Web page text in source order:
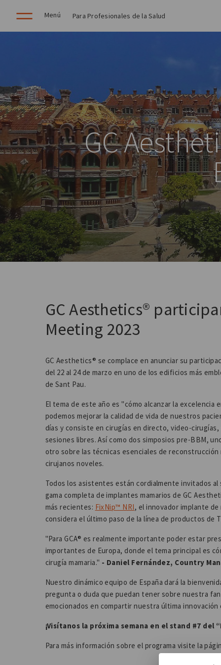
Menú Para Profesionales de la Salud
GC
GC Aesthetics®
Meeting 2023
GC Aesthetics® se complace en anunciar su
del 22 al 24 de marzo en uno de los edificios más
de Sant Pau.
El tema de este año es "cómo alcanzar la excelencia
podemos mejorar la calidad de vida de nuestros
días y consiste en cirugías en directo, video-
sesiones libres. Así como dos simposios pre-BBM,
otro sobre las técnicas esenciales de
cirujanos noveles.
Todos los asistentes están cordialmente invitados al
gama completa de implantes mamarios de GC
más recientes: FixNip™ NRI, el innovador implante
considera el último paso de la línea de productos de
"Para GCA® es realmente importante poder estar
importantes de Europa, donde el tema principal es
cirugía mamaria." - Daniel Fernández, Country
Nuestro dinámico equipo de España dará la
pregunta o duda que puedan tener sobre nuestra
emocionados en compartir nuestra última innovación
¡Visítanos la próxima semana en el stand #7 del
Para más información sobre el programa visite la